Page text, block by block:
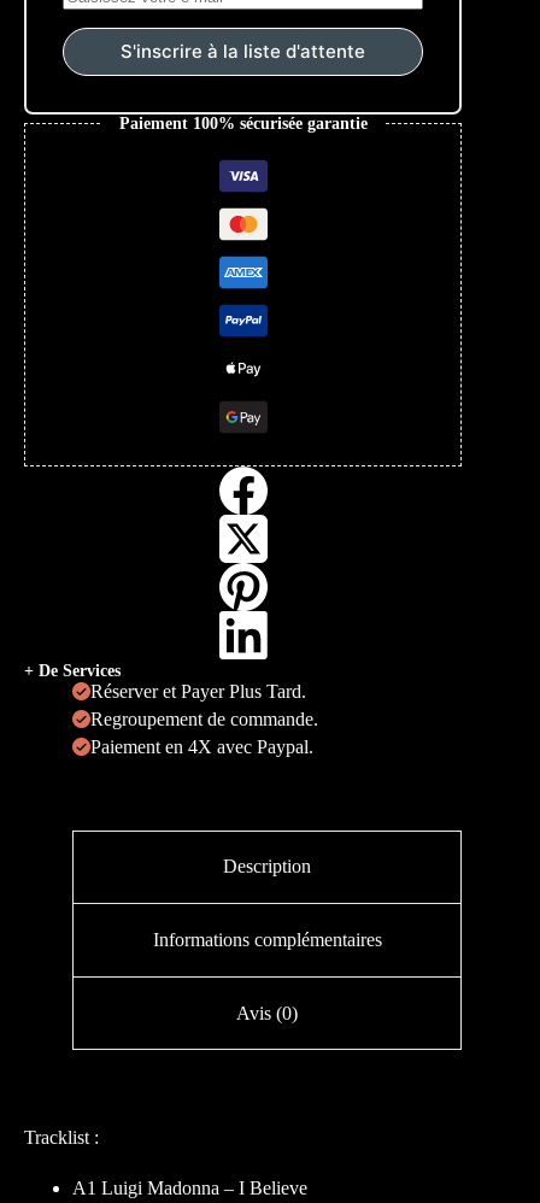
S'inscrire à la liste d'attente
Paiement 100% sécurisée garantie
+ De Services
Réserver et Payer Plus Tard.
Regroupement de commande.
Paiement en 4X avec Paypal.
Description
Informations complémentaires
Avis (0)
Tracklist :
A1 Luigi Madonna – I Believe